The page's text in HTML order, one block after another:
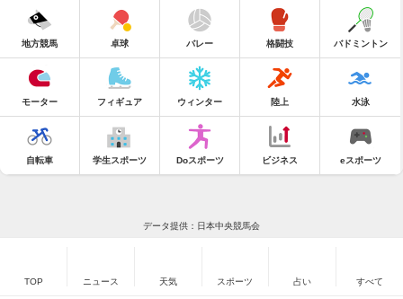
地方競馬 卓球 バレー 格闘技 バドミントン
モーター フィギュア ウィンター 陸上 水泳
自転車 学生スポーツ Doスポーツ ビジネス eスポーツ
データ提供：日本中央競馬会
TOP ニュース 天気 スポーツ 占い すべて